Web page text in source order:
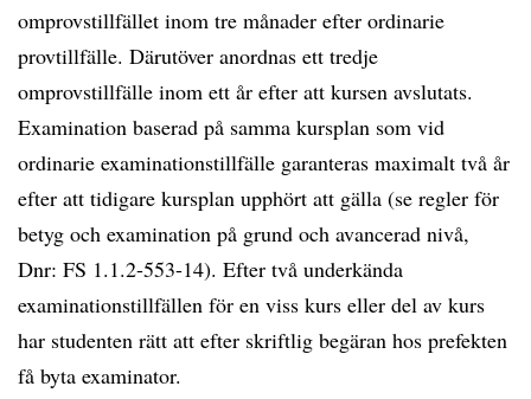
omprovstillfället inom tre månader efter ordinarie
provtillfälle. Därutöver anordnas ett tredje
omprovstillfälle inom ett år efter att kursen avslutats.
Examination baserad på samma kursplan som vid
ordinarie examinationstillfälle garanteras maximalt två år
efter att tidigare kursplan upphört att gälla (se regler för
betyg och examination på grund och avancerad nivå,
Dnr: FS 1.1.2-553-14). Efter två underkända
examinationstillfällen för en viss kurs eller del av kurs
har studenten rätt att efter skriftlig begäran hos prefekten
få byta examinator.